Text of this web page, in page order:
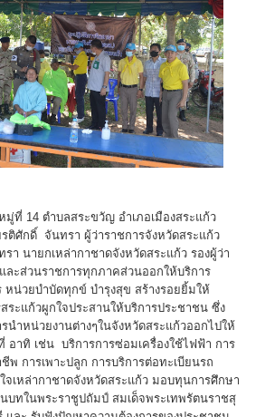
ที่ 14 ตำบลสระขวัญ อำเภอเมืองสระแก้ว
ติศักดิ์ จันทรา ผู้ว่าราชการจังหวัดสระแก้ว
า นายกเหล่ากาชาดจังหวัดสระแก้ว รองผู้ว่า
ละส่วนราชการทุกภาคส่วนออกให้บริการ
หน่วยบำบัดทุกข์ บำรุงสุข สร้างรอยยิ้มให้
ระแก้วผูกใจประสานให้บริการประชาชน ซึ่ง
นำหน่วยงานต่างๆในจังหวัดสระแก้วออกไปให้
อาทิ เช่น บริการการซ่อมเครื่องใช้ไฟฟ้า การ
พ การเพาะปลูก การบริการต่อทะเบียนรถ
จเหล่ากาชาดจังหวัดสระแก้ว มอบทุนการศึกษา
ทในพระราชูปถัมป์ สมเด็จพระเทพรัตนราชสุ